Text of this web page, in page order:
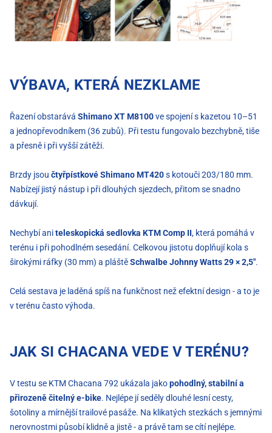
VÝBAVA, KTERÁ NEZKLAME
Řazení obstarává Shimano XT M8100ve spojení s kazetou 10–51
a jednopřevodníkem (36 zubů). Při testu fungovalo bezchybně, tiše
a přesně i při vyšší zátěži.
Brzdy jsou čtyřpístkové Shimano MT420s kotouči 203/180 mm.
Nabízejí jistý nástup i při dlouhých sjezdech, přitom se snadno
dávkují.
Nechybí aniteleskopická sedlovka KTM Comp II, která pomáhá v
terénu i při pohodlném sesedání. Celkovou jistotu doplňují kola s
širokými ráfky (30 mm) a pláštěSchwalbe Johnny Watts 29 × 2,5".
Celá sestava je laděná spíš na funkčnost než efektní design - a to je
v terénu často výhoda.
JAK SI CHACANA VEDE V TERÉNU?
V testu se KTM Chacana 792 ukázala jakopohodlný, stabilní a
přirozeně čitelný e-bike. Nejlépe jí seděly dlouhé lesní cesty,
šotoliny a mírnější trailové pasáže. Na klikatých stezkách s jemnými
nerovnostmi působí klidně a jistě - a právě tam se cítí nejlépe.